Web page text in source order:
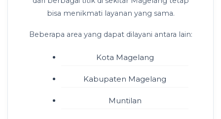
bisa menikmati layanan yang sama.
Beberapa area yang dapat dilayani antara lain:
Kota Magelang
Kabupaten Magelang
Muntilan